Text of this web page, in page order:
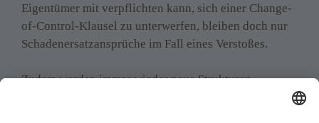
Eigentümer mit verpflichten kann, sich einer Change-
of-Control-Klausel zu unterwerfen, bleiben doch nur
Schadenersatzansprüche im Fall eines Verstoßes.
Zudem werden immer wieder neue Strukturen
aufgesetzt, die nicht unter die bisherigen Definitionen